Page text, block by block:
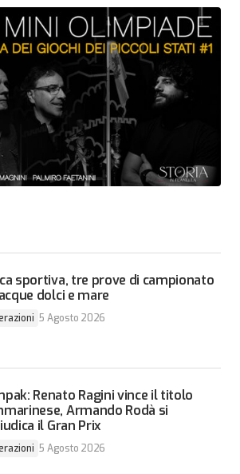
sportiva, tre prove di campionato
dolci e mare
5 Agosto 2026
Renato Ragini vince il titolo
Armando Rodà si
il Gran Prix
5 Agosto 2026